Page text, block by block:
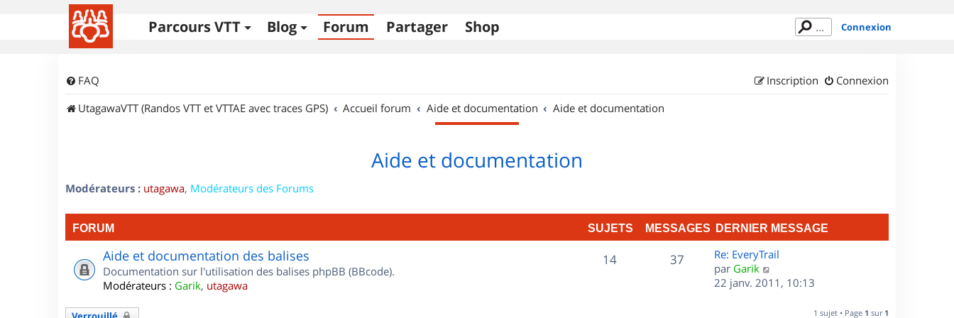
Parcours VTT Blog Forum Partager Shop Connexion
FAQ Connexion
Inscription
UtagawaVTT (Randos VTT et VTTAE avec traces GPS)
Accueil forum Aide et documentation Aide et documentation
Aide et documentation
Modérateurs : utagawa, Modérateurs des Forums
FORUM SUJETS MESSAGES DERNIER MESSAGE
Aide et documentation des balises
Documentation sur l'utilisation des balises phpBB (BBcode).
Modérateurs : Garik, utagawa
14S
37M
D
e
r
Re: EveryTrail
par Garik
o
22 janv. 2011, 10:13
1 sujet • Page 1 sur 1